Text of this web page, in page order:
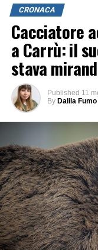
CRONACA
Cacciatore
a Carrù: il
stava
Published 11
By Dalila Fumo